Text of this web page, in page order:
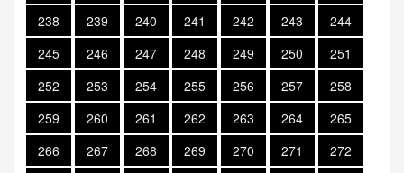
238
239 240 241 242 243
244
245
246 247 248 249 250
251
252
253 254 255 256 257
258
259
260 261 262 263 264
265
266
267 268 269 270 271
272